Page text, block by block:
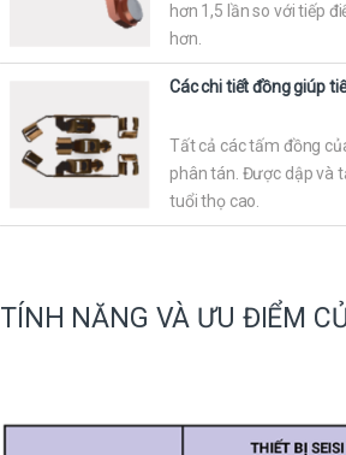
hơn 1,5 lần so với tiếp
hơn.
Các chi tiết đồng giúp
Tất cả các tấm đồng
phân tán. Được dập và
tuổi thọ cao.
TÍNH NĂNG VÀ ƯU ĐIỂM